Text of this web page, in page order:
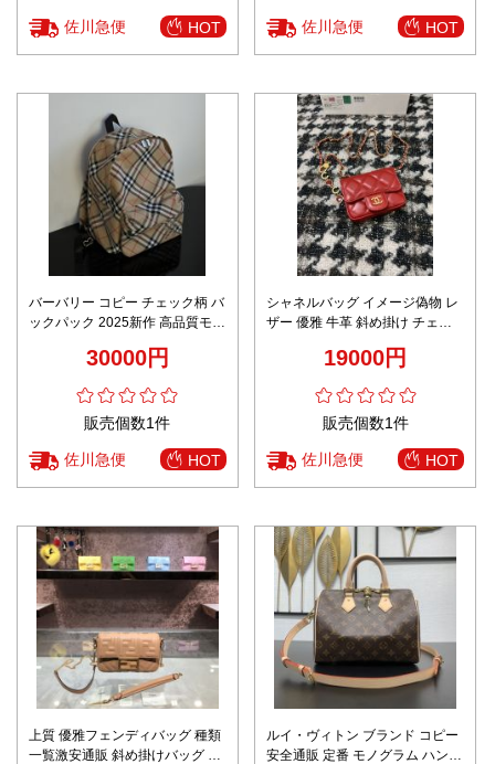
佐川急便 HOT 佐川急便 HOT
バーバリー コピー チェック柄 バ
ックパック 2025新作 高品質モデ
30000円
販売個数1件
佐川急便 HOT
シャネルバッグ イメージ偽物 レ
ザー 優雅 牛革 斜め掛け チェー
19000円
販売個数1件
佐川急便 HOT
上質 優雅フェンディバッグ 種類
一覧激安通販 斜め掛けバッグ 通
ルイ・ヴィトン ブランド コピー
安全通販 定番 モノグラム ハンド